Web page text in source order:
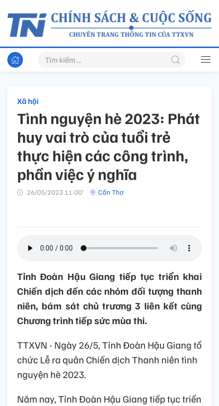
Xã hội
Tình nguyện hè 2023: Phát
huy vai trò của tuổi trẻ
thực hiện các công trình,
phần việc ý nghĩa
26/05/2023 11:00’ Cần Thơ
Tỉnh Đoàn Hậu Giang tiếp tục triển khai
Chiến dịch đến các nhóm đối tượng thanh
niên, bám sát chủ trương 3 liên kết cùng
Chương trình tiếp sức mùa thi.
TTXVN - Ngày 26/5, Tỉnh Đoàn Hậu Giang tổ
chức Lễ ra quân Chiến dịch Thanh niên tình
nguyện hè 2023.
Năm nay, Tỉnh Đoàn Hậu Giang tiếp tục triển